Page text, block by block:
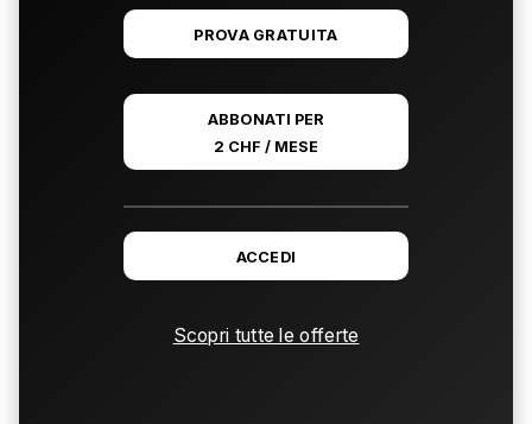
PROVA GRATUITA
ABBONATI PER
2 CHF / MESE
ACCEDI
Scopri tutte le offerte